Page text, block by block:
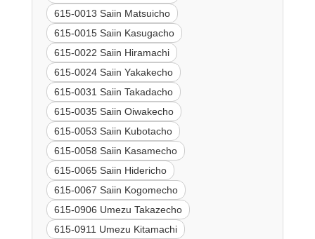
615-0013 Saiin Matsuicho
615-0015 Saiin Kasugacho
615-0022 Saiin Hiramachi
615-0024 Saiin Yakakecho
615-0031 Saiin Takadacho
615-0035 Saiin Oiwakecho
615-0053 Saiin Kubotacho
615-0058 Saiin Kasamecho
615-0065 Saiin Hidericho
615-0067 Saiin Kogomecho
615-0906 Umezu Takazecho
615-0911 Umezu Kitamachi